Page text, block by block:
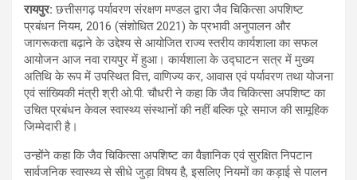
रायपुर:छत्तीसगढ़ पर्यावरण संरक्षण मण्डल द्वारा जैव चिकित्सा अपशिष्ट
प्रबंधन नियम, 2016 (संशोधित 2021) के प्रभावी अनुपालन और
जागरूकता बढ़ाने के उद्देश्य से आयोजित राज्य स्तरीय कार्यशाला का सफल
आयोजन आज नवा रायपुर में हुआ। कार्यशाला के उद्घाटन सत्र में मुख्य
अतिथि के रूप में उपस्थित वित्त, वाणिज्य कर, आवास एवं पर्यावरण तथा योजना
एवं सांख्यिकी मंत्री श्री ओ.पी. चौधरी ने कहा कि जैव चिकित्सा अपशिष्ट का
उचित प्रबंधन केवल स्वास्थ्य संस्थानों की नहीं बल्कि पूरे समाज की सामूहिक
जिम्मेदारी है।
उन्होंने कहा कि जैव चिकित्सा अपशिष्ट का वैज्ञानिक एवं सुरक्षित निपटान
सार्वजनिक स्वास्थ्य से सीधे जुड़ा विषय है, इसलिए नियमों का कड़ाई से पालन